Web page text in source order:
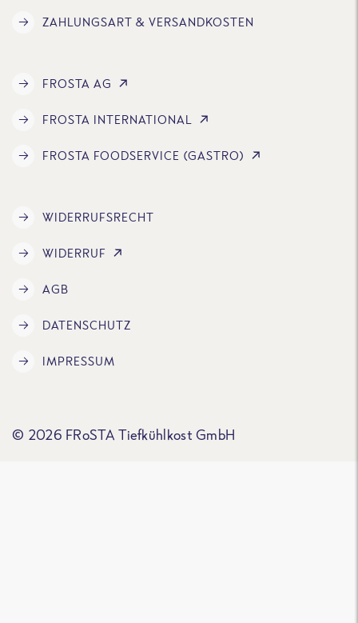
ZAHLUNGSART & VERSANDKOSTEN
FROSTA AG
FROSTA INTERNATIONAL
FROSTA FOODSERVICE (GASTRO)
WIDERRUFSRECHT
WIDERRUF
AGB
DATENSCHUTZ
IMPRESSUM
© 2026 FRoSTA Tiefkühlkost GmbH